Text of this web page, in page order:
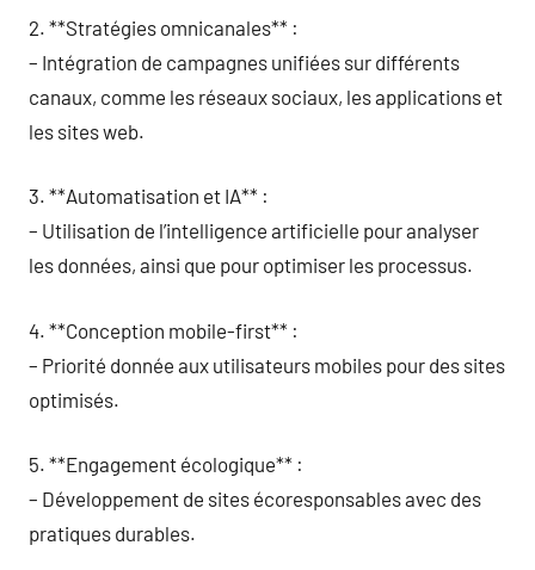
2. **Stratégies omnicanales** :
– Intégration de campagnes unifiées sur différents
canaux, comme les réseaux sociaux, les applications et
les sites web.
3. **Automatisation et IA** :
– Utilisation de l’intelligence artificielle pour analyser
les données, ainsi que pour optimiser les processus.
4. **Conception mobile-first** :
– Priorité donnée aux utilisateurs mobiles pour des sites
optimisés.
5. **Engagement écologique** :
– Développement de sites écoresponsables avec des
pratiques durables.